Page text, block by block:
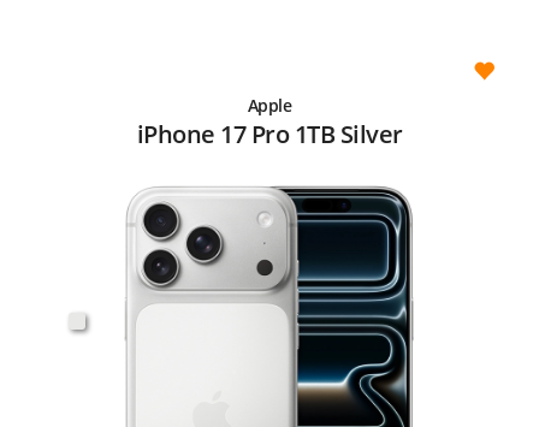
Apple
iPhone 17 Pro 1TB Silver